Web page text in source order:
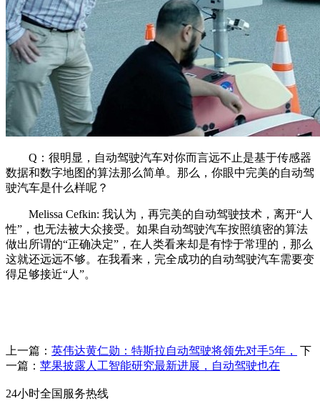
Q：很明显，自动驾驶汽车对你而言远不止是基于传感器
数据和数字地图的算法那么简单。那么，你眼中完美的自动驾
驶汽车是什么样呢？
Melissa Cefkin: 我认为，再完美的自动驾驶技术，离开“人
性”，也无法被大众接受。如果自动驾驶汽车按照缜密的算法
做出所谓的“正确决定”，在人类看来却是有悖于常理的，那么
这就还远远不够。在我看来，完全成功的自动驾驶汽车需要变
得足够接近“人”。
上一篇： 英伟达黄仁勋：特斯拉自动驾驶将领先对手5年，
下
一篇： 苹果披露人工智能研究最新进展，自动驾驶也在
24小时全国服务热线